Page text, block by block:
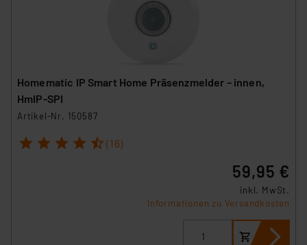
Homematic IP Smart Home Präsenzmelder – innen,
HmIP-SPI
Artikel-Nr. 150587
1 2 3 4 5 (16)
59,95 €
inkl. MwSt.
Informationen zu Versandkosten